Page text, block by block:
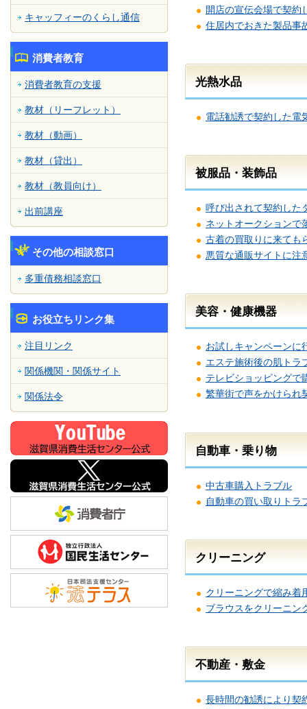
キャッフィーのくらし通信
消費者教育
消費者教育の支援
教材（リーフレット）
教材（動画）
教材（貸出）
教材（教員向け）
出前講座
その他の相談窓口
多重債務相談窓口
お役立ちリンク集
注目リンク
関係機関・関係サイト
関係法令
開店の宣伝会場で契約
住居内でおきた製品事
光熱水品
電話勧誘で契約した電
被服品・装飾品
呼び出されて契約した
ネットオークションで
古着の買取りに来ても
悪質な通販サイトに注
美容・健康機器
お試しキャンペーンに
エステ施術後の肌トラ
テレビショッピングで
繁華街で声をかけられ
自動車・乗り物
中古車購入トラブル
自動車の買い取りトラ
クリーニング
クリーニングで縮み着
ブラウスをクリーニン
不動産・敷金
長時間の勧誘により契